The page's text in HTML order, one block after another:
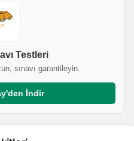
Testleri
sınavı garantileyin.
İndir